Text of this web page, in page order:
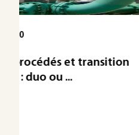
Global
autour de ...